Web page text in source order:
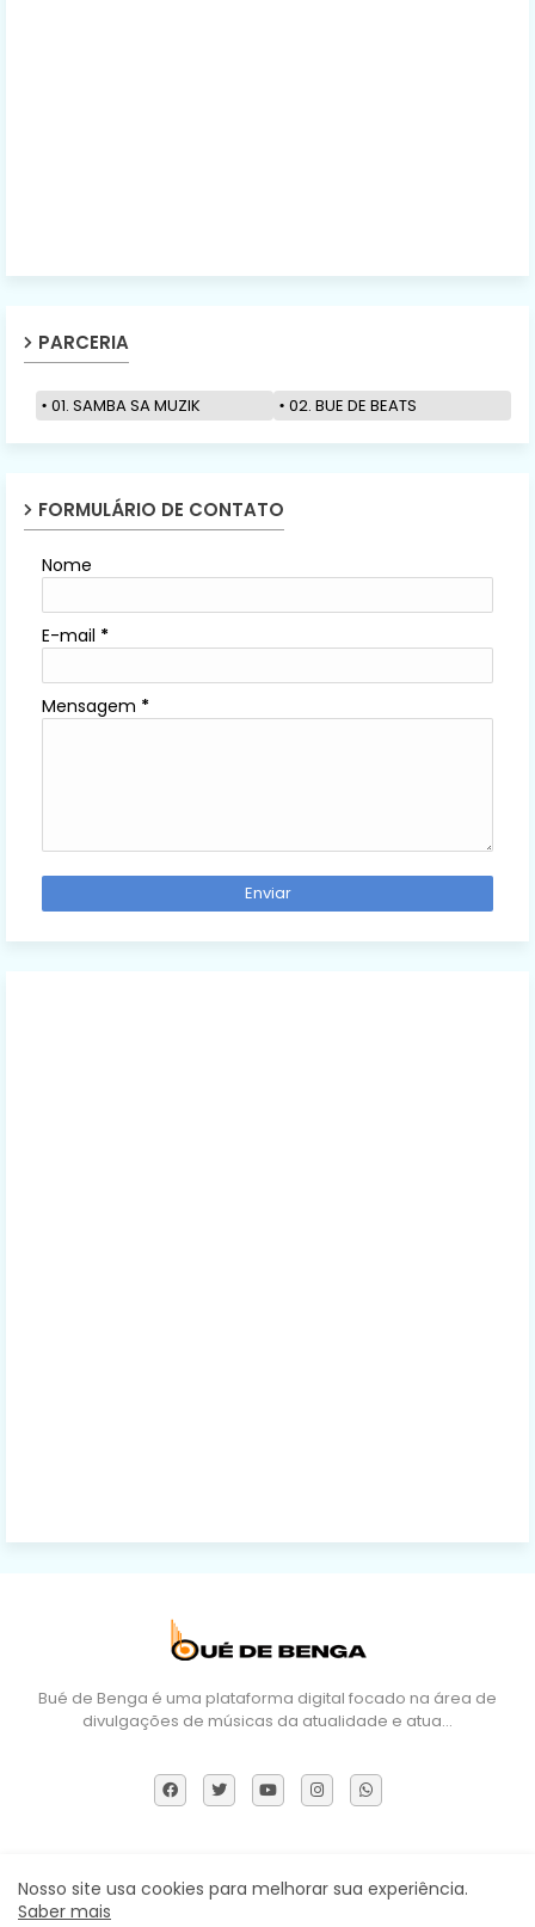
PARCERIA
01. SAMBA SA MUZIK 02. BUE DE BEATS
FORMULÁRIO DE CONTATO
Nome
E-mail *
Mensagem *
Bué de Benga é uma plataforma digital focado na área de
divulgações de músicas da atualidade e atua…
Sobre Nós DMCA Termos e Políticas Contactos
Nosso site usa cookies para melhorar sua experiência.
Saber mais